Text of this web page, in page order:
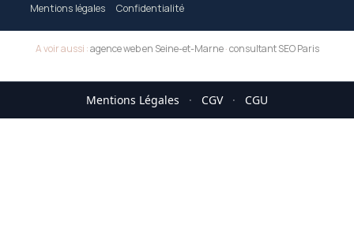
Mentions légales
Confidentialité
A voir aussi :agence web en Seine-et-Marne·consultant SEO Paris
Mentions Légales · CGV · CGU